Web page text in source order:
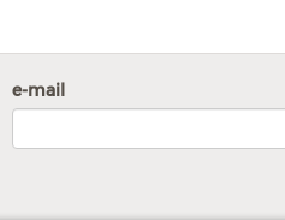
e-mail